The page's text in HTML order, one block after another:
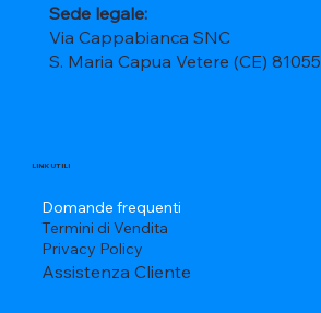
Sede legale:
Via Cappabianca SNC
S. Maria Capua Vetere (CE) 81055
LINK UTILI
Domande frequenti
Termini di Vendita
Privacy Policy
Assistenza Cliente